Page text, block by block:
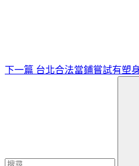
下一篇 台北合法當鋪嘗試有塑